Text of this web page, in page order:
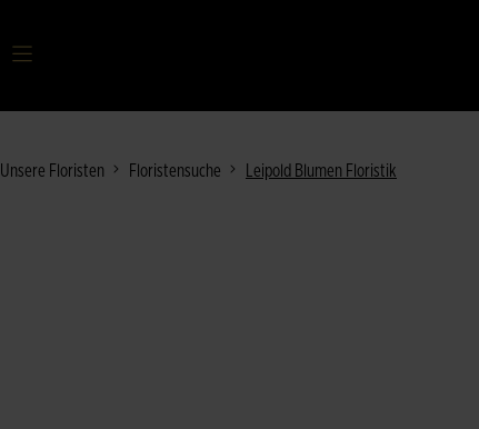
Unsere Floristen Floristensuche Leipold Blumen Floristik